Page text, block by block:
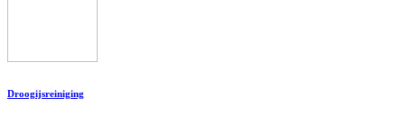
Droogijsreiniging